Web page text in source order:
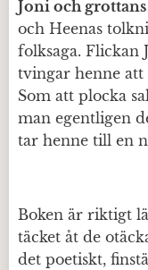
Joni och
och Heenas
folksaga. Flickan
tvingar henne att
Som att plocka
man egentligen
tar henne till en
Boken är riktigt
täcket åt de
det poetiskt,